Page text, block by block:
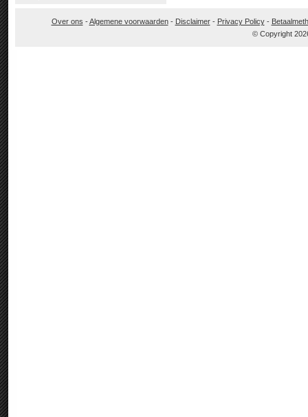
Over ons -Algemene voorwaarden- Disclaimer- Privacy Policy-
© Copyright